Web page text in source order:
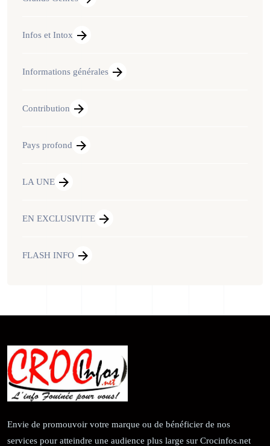
Infos et Intox
Informations générales
Contribution
Pays profond
LA UNE
EN EXCLUSIVITE
FLASH INFO
Envie de promouvoir votre marque ou de bénéficier de nos
services pour atteindre une audience plus large sur Crocinfos.net